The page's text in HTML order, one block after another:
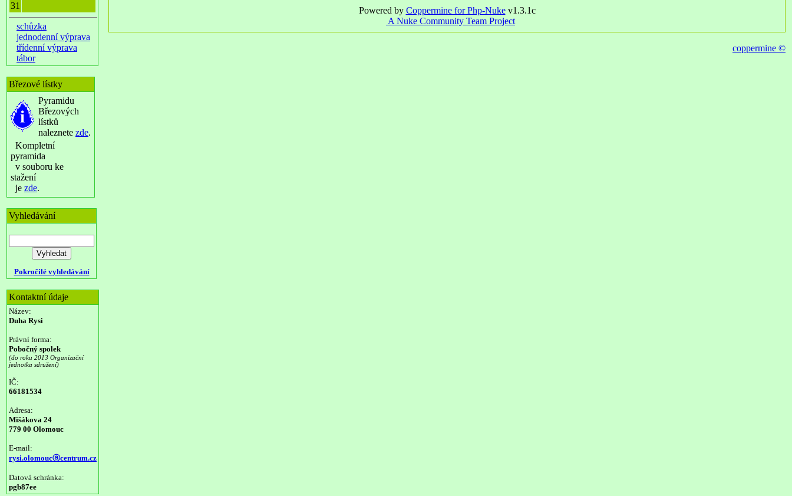
31
schůzka
jednodenní výprava
třídenní výprava
tábor
Březové lístky
Pyramidu
Březových
lístků
naleznete zde.
Kompletní
pyramida
v souboru ke
stažení
je zde.
Vyhledávání
Pokročilé vyhledávání
Kontaktní údaje
Název:
Duha Rysi
Právní forma:
Pobočný spolek
(do roku 2013 Organizační
jednotka sdružení)
IČ:
66181534
Adresa:
Mišákova 24
779 00 Olomouc
E-mail:
rysi.olomoucⓐcentrum.cz
Datová schránka:
pgb87ee
Powered by Coppermine for Php-Nukev1.3.1c
A Nuke Community Team Project
coppermine ©